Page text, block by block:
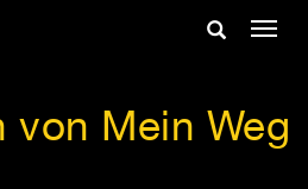
Suche
von Mein Weg